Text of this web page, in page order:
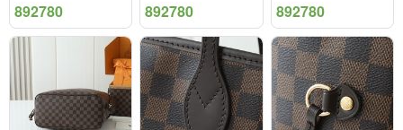
892780 892780 892780